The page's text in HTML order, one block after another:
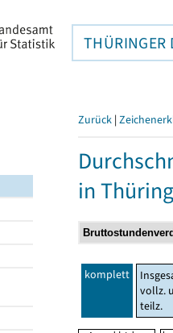
THÜRINGER
Zurück |
in
komplett
vollz.
teilz.